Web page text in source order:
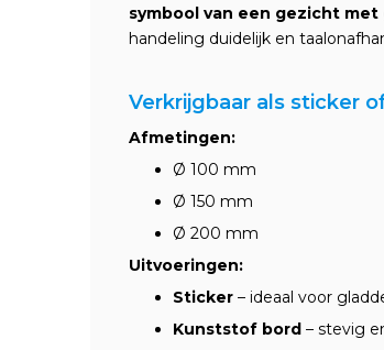
symbool van een gezicht
handeling duidelijk en
Verkrijgbaar als sticker
Afmetingen:
Ø 100 mm
Ø 150 mm
Ø 200 mm
Uitvoeringen:
Sticker – ideaal voor
Kunststof bord – stevig